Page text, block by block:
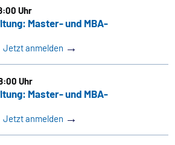
Uhr
Master- und MBA-
Jetzt anmelden →
Uhr
Master- und MBA-
Jetzt anmelden →